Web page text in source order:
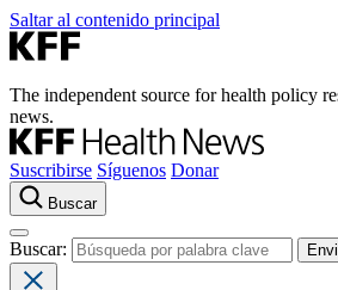
Saltar al contenido principal
The independent source for health policy
news.
Suscribirse Síguenos Donar
Buscar
Buscar: